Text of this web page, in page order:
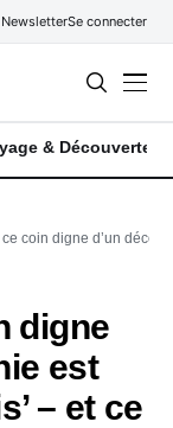
NewsletterSe connecter
& Découverte
coin digne d’un décor
digne
est
– et ce